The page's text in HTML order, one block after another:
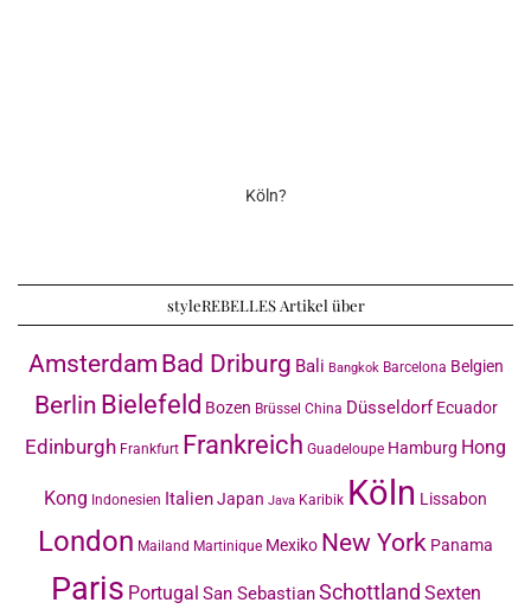
Köln?
styleREBELLES Artikel über
Amsterdam Bad Driburg Bali Bangkok Barcelona Belgien
Berlin Bielefeld Bozen Brüssel China Düsseldorf Ecuador
Edinburgh Frankfurt Frankreich Guadeloupe Hamburg Hong
Kong Indonesien ItalienJapan Java Karibik Köln Lissabon
London Mailand Martinique Mexiko New York Panama
Paris Portugal San SebastianSchottland Sexten